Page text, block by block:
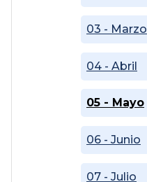
03 - Marzo
04 - Abril
05 - Mayo
06 - Junio
07 - Julio